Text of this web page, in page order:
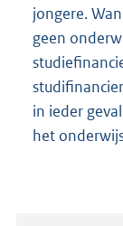
jongere.
geen
in ieder
het